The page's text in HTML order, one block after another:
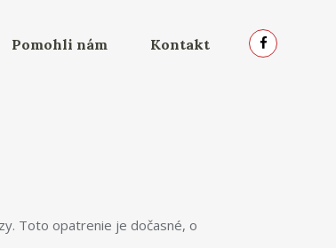
Pomohli nám Kontakt
Toto opatrenie je dočasné, o